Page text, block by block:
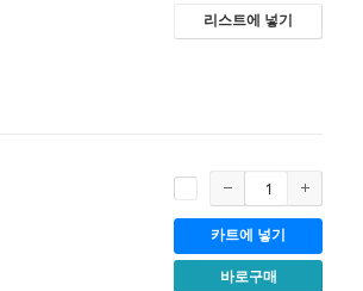
리스트에 넣기
카트에 넣기
바로구매